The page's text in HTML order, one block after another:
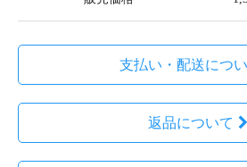
支払い・配送につ
返品について